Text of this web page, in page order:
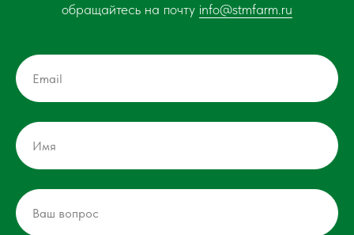
обращайтесь на почту info@stmfarm.ru